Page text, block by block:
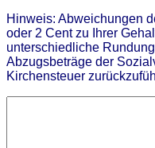
Hinweis: Abweichungen
oder 2 Cent zu Ihrer
unterschiedliche
Abzugsbeträge der
Kirchensteuer